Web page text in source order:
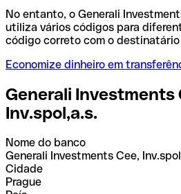
No entanto, o Generali
utiliza vários códigos para
código correto com o destinatário
Economize dinheiro em
Generali Investments
Inv.spol,a.s.
Nome do banco
Generali Investments Cee,
Cidade
Prague